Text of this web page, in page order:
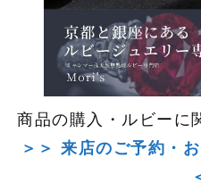
商品の購入・ルビーに
＞＞ 来店のご予約・